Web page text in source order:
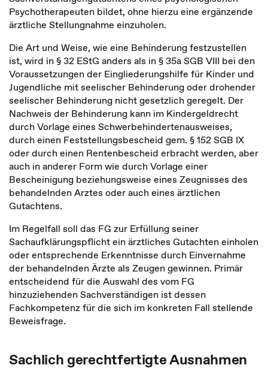
Psychotherapeuten bildet, ohne hierzu eine ergänzende
ärztliche Stellungnahme einzuholen.
Die Art und Weise, wie eine Behinderung festzustellen
ist, wird in § 32 EStG anders als in § 35a SGB VIII bei den
Voraussetzungen der Eingliederungshilfe für Kinder und
Jugendliche mit seelischer Behinderung oder drohender
seelischer Behinderung nicht gesetzlich geregelt. Der
Nachweis der Behinderung kann im Kindergeldrecht
durch Vorlage eines Schwerbehindertenausweises,
durch einen Feststellungsbescheid gem. § 152 SGB IX
oder durch einen Rentenbescheid erbracht werden, aber
auch in anderer Form wie durch Vorlage einer
Bescheinigung beziehungsweise eines Zeugnisses des
behandelnden Arztes oder auch eines ärztlichen
Gutachtens.
Im Regelfall soll das FG zur Erfüllung seiner
Sachaufklärungspflicht ein ärztliches Gutachten einholen
oder entsprechende Erkenntnisse durch Einvernahme
der behandelnden Ärzte als Zeugen gewinnen. Primär
entscheidend für die Auswahl des vom FG
hinzuziehenden Sachverständigen ist dessen
Fachkompetenz für die sich im konkreten Fall stellende
Beweisfrage.
Sachlich gerechtfertigte Ausnahmen